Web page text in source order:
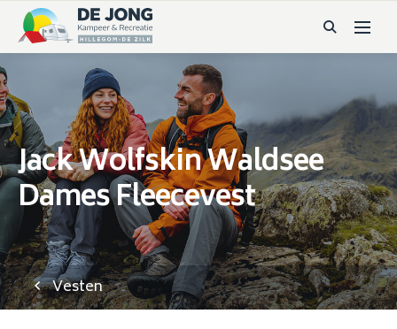
Jack Wolfskin Waldsee
Dames Fleecevest
Vesten